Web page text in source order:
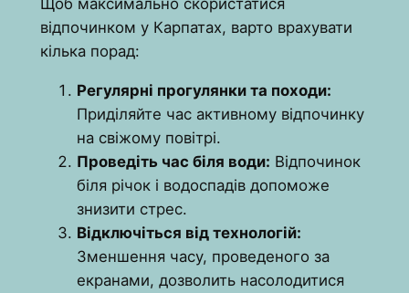
Щоб максимально скористатися
відпочинком у Карпатах, варто врахувати
кілька порад:
Регулярні прогулянки та походи:
Приділяйте час активному відпочинку
на свіжому повітрі.
Проведіть час біля води: Відпочинок
біля річок і водоспадів допоможе
знизити стрес.
Відключіться від технологій:
Зменшення часу, проведеного за
екранами, дозволить насолодитися